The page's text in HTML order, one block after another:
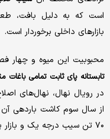
است که به دلیل بافت،
بازارهای داخلی برخوردار است.
محبوبیت این میوه و
تابستانه پای ثابت تمامی باغات
در رویال نهال، نهال‌های
۷۰ تن سیب درجه یک و بازار پسند را از آن برداشت کنید.